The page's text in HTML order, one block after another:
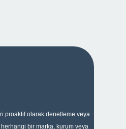
proaktif olarak denetleme veya
herhangi bir marka, kurum veya